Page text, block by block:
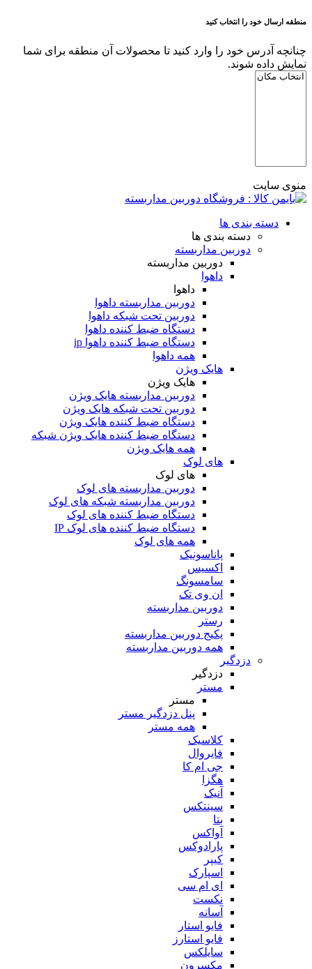
منطقه ارسال خود را انتخاب کنید
چنانچه آدرس خود را وارد کنید تا محصولات آن منطقه برای شما
نمایش داده شوند.
منوی سایت
دسته بندی ها
دسته بندی ها
دوربین مداربسته
دوربین مداربسته
داهوا
داهوا
دوربین مداربسته داهوا
دوربین تحت شبکه داهوا
دستگاه ضبط کننده داهوا
دستگاه ضبط کننده داهوا ip
همه داهوا
هایک ویژن
هایک ویژن
دوربین مداربسته هایک ویژن
دوربین تحت شبکه هایک ویژن
دستگاه ضبط کننده هایک ویژن
دستگاه ضبط کننده هایک ویژن شبکه
همه هایک ویژن
های لوک
های لوک
دوربین مداربسته های لوک
دوربین مداربسته شبکه های لوک
دستگاه ضبط کننده های لوک
دستگاه ضبط کننده های لوک IP
همه های لوک
پاناسونیک
اکسیس
سامسونگ
ان وی تک
دوربین مداربسته
رستر
پکیج دوربین مداربسته
همه دوربین مداربسته
دزدگیر
دزدگیر
مستر
مستر
پنل دزدگیر مستر
همه مستر
کلاسیک
فایروال
جی ام کا
هگزا
آنیک
سینتکس
بتا
آواکس
پارادوکس
کیپر
اسپارک
ای ام سی
نکست
آسانه
فایو استار
فایو استارز
سایلکس
مکسرون